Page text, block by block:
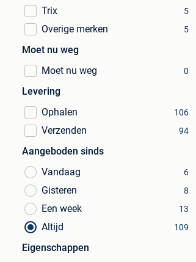
Trix 5
Overige merken 5
Moet nu weg
Moet nu weg
0
Levering
Ophalen
106
Verzenden 94
Aangeboden sinds
Vandaag
6
Gisteren 8
Een week 13
Altijd 109
Eigenschappen